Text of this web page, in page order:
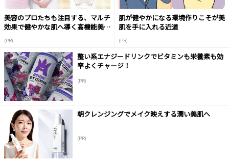
美容のプロたちも注目する、マルチ
効果で健やかな肌へ導く高機能美容
(PR)
肌が健やかになる環境作りこそが美
肌を手に入れる近道
(PR)
整い系エナジードリンクでビタミンも栄養素も効
率よくチャージ！
(PR)
朝クレンジングでメイク映えする潤い美肌へ
(PR)